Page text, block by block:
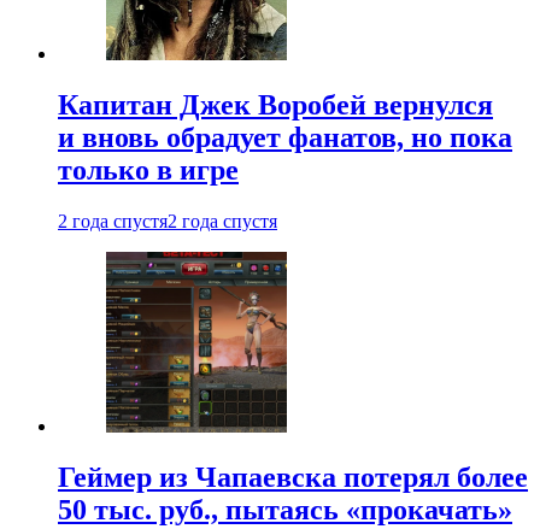
Капитан Джек Воробей вернулся
и вновь обрадует фанатов, но пока
только в игре
2 года спустя2 года спустя
Геймер из Чапаевска потерял более
50 тыс. руб., пытаясь «прокачать»